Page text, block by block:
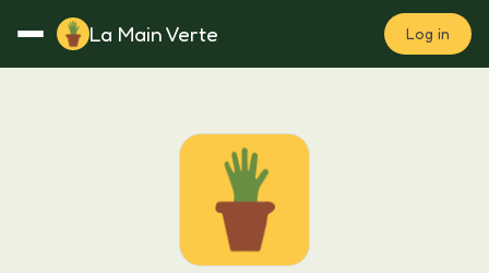
La Main Verte Log in
Notes Fertilisation